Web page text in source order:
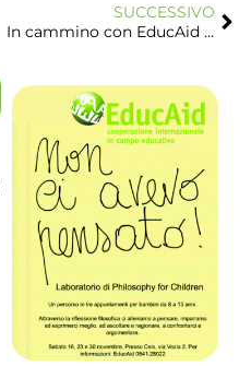
SUCCESSIVO
In cammino con EducAid verso la scuola inclusiva in Salvador